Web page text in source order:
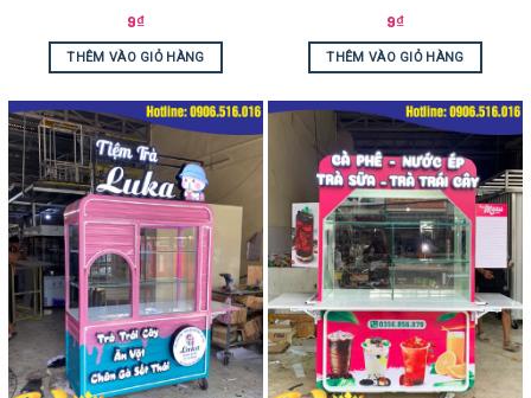
9₫
THÊM VÀO GIỎ HÀNG
9₫
THÊM VÀO GIỎ HÀNG